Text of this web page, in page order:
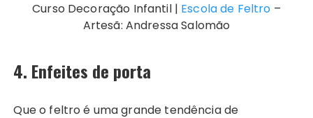
Curso Decoração Infantil | Escola de Feltro –
Artesã: Andressa Salomão
4. Enfeites de porta
Que o feltro é uma grande tendência de